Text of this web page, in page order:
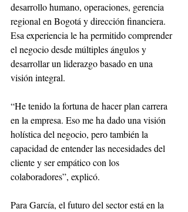
desarrollo humano, operaciones, gerencia
regional en Bogotá y dirección financiera.
Esa experiencia le ha permitido comprender
el negocio desde múltiples ángulos y
desarrollar un liderazgo basado en una
visión integral.
“He tenido la fortuna de hacer plan carrera
en la empresa. Eso me ha dado una visión
holística del negocio, pero también la
capacidad de entender las necesidades del
cliente y ser empático con los
colaboradores”, explicó.
Para García, el futuro del sector está en la